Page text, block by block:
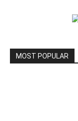
MOST POPULAR